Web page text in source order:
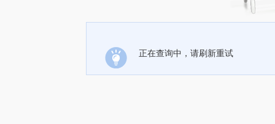
正在查询中，请刷新重试